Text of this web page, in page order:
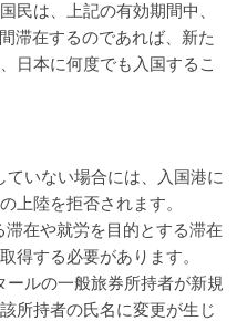
民は、上記の有効期間中、
滞在するのであれば、新た
日本に何度でも入国するこ
ていない場合には、入国港に
上陸を拒否されます。
滞在や就労を目的とする滞在
得する必要があります。
ールの一般旅券所持者が新規
所持者の氏名に変更が生じ